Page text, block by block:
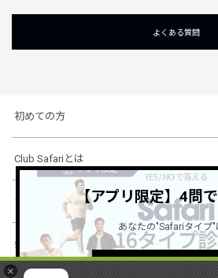
×
よくある質問
初めての方
Club Safariとは
ショッピングガイド
会社概要・規約
【アプリ限定】4問
あなたの"Safariタイプ"
詳しくはこちら